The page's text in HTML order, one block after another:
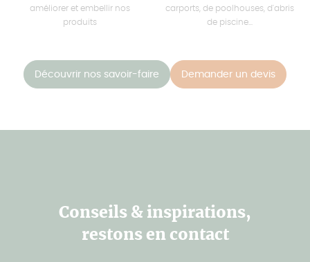
améliorer et embellir nos
produits
carports, de poolhouses, d'abris
de piscine...
Découvrir nos savoir-faire Demander un devis
Conseils & inspirations,
restons en contact